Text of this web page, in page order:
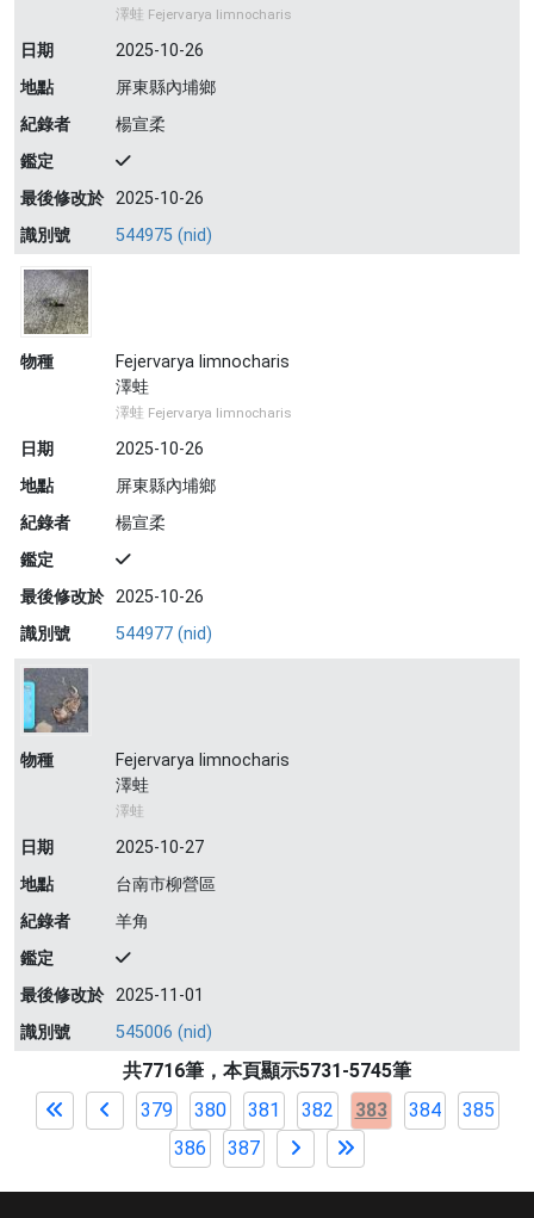
澤蛙 Fejervarya limnocharis
日期
2025-10-26
地點
屏東縣內埔鄉
紀錄者
楊宣柔
鑑定
最後修改於 2025-10-26
識別號
544975 (nid)
物種
Fejervarya limnocharis
澤蛙
澤蛙 Fejervarya limnocharis
日期
2025-10-26
地點
屏東縣內埔鄉
紀錄者
楊宣柔
鑑定
最後修改於 2025-10-26
識別號
544977 (nid)
物種
Fejervarya limnocharis
澤蛙
澤蛙
日期
2025-10-27
地點
台南市柳營區
紀錄者
羊角
鑑定
最後修改於 2025-11-01
識別號
545006 (nid)
共7716筆，本頁顯示5731-5745筆
379
380 381 382 383 384
385
386
387